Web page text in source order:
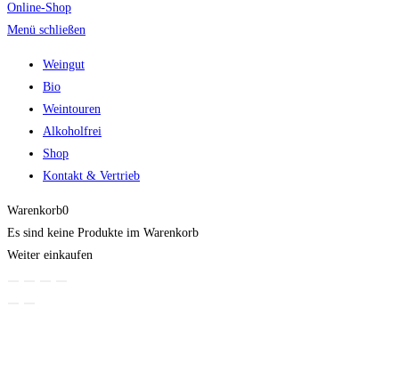
Online-Shop
Menü schließen
Weingut
Bio
Weintouren
Alkoholfrei
Shop
Kontakt & Vertrieb
Warenkorb0
Es sind keine Produkte im Warenkorb
Weiter einkaufen